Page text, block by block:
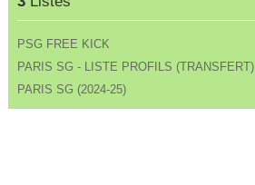
PSG FREE KICK
PARIS SG - LISTE PROFILS (TRANSFERT)
PARIS SG (2024-25)